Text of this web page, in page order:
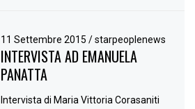
11 Settembre 2015/ starpeoplenews
INTERVISTA AD EMANUELA
PANATTA
Intervista di Maria Vittoria Corasaniti